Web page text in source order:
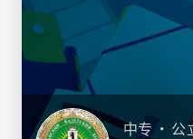
中专 • 公